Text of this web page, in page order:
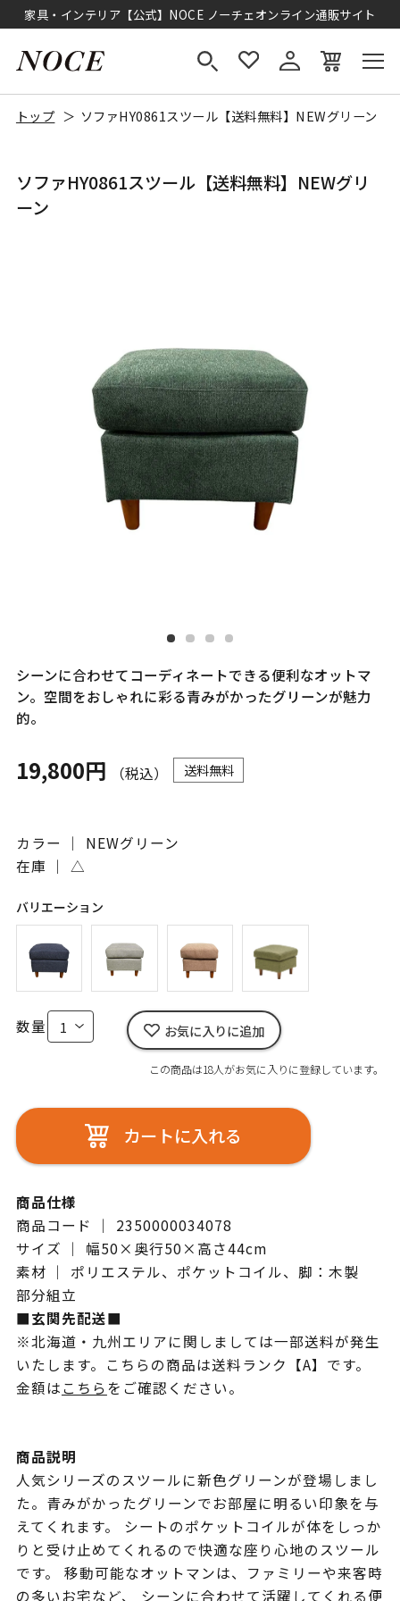
家具・インテリア【公式】NOCE ノーチェオンライン通販サイト
トップ ソファHY0861スツール【送料無料】NEWグリーン
ソファHY0861スツール【送料無料】NEWグリ
ーン
シーンに合わせてコーディネートできる便利なオットマ
ン。空間をおしゃれに彩る青みがかったグリーンが魅力
的。
19,800円 （税込） 送料無料
カラー ｜ NEWグリーン
在庫 ｜ △
バリエーション
数量 お気に入りに追加
この商品は18人がお気に入りに登録しています。
カートに入れる
商品仕様
商品コード ｜ 2350000034078
サイズ ｜ 幅50×奥行50×高さ44cm
素材 ｜ ポリエステル、ポケットコイル、脚：木製
部分組立
■玄関先配送■
※北海道・九州エリアに関しましては一部送料が発生
いたします。こちらの商品は送料ランク【A】です。
金額はこちらをご確認ください。
商品説明
人気シリーズのスツールに新色グリーンが登場しまし
た。青みがかったグリーンでお部屋に明るい印象を与
えてくれます。 シートのポケットコイルが体をしっか
りと受け止めてくれるので快適な座り心地のスツール
です。 移動可能なオットマンは、ファミリーや来客時
の多いお宅など、 シーンに合わせて活躍してくれる便